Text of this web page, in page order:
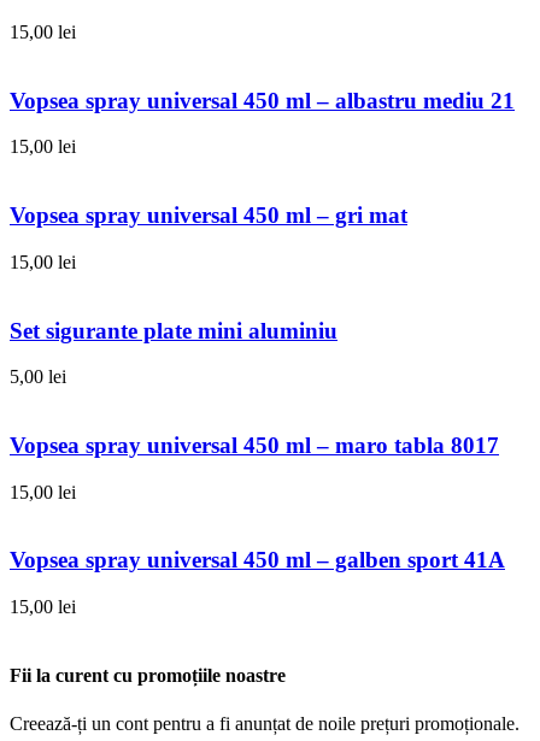
15,00 lei
Vopsea spray universal 450 ml – albastru mediu 21
15,00 lei
Vopsea spray universal 450 ml – gri mat
15,00 lei
Set sigurante plate mini aluminiu
5,00 lei
Vopsea spray universal 450 ml – maro tabla 8017
15,00 lei
Vopsea spray universal 450 ml – galben sport 41A
15,00 lei
Fii la curent cu promoțiile noastre
Creează-ți un cont pentru a fi anunțat de noile prețuri promoționale.